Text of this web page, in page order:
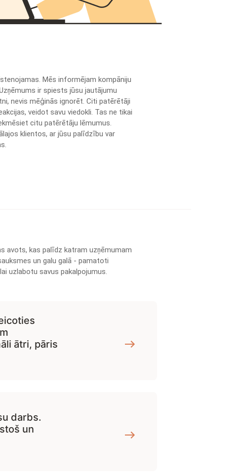
Mēs informējam kompāniju
ir spiests jūsu jautājumu
nevis mēģinās ignorēt. Citi patērētāji
veidot savu viedokli. Tas ne tikai
citu patērētāju lēmumus.
klientos, ar jūsu palīdzību var
avots, kas palīdz katram uzņēmumam
un galu galā - pamatoti
uzlabotu savus pakalpojumus.
ātri, pāris
darbs.
un